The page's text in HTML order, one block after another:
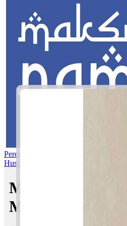
Perempuan
Husna
Maksud nama
Maksud Nama